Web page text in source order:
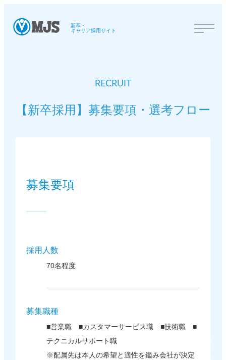
新卒・
キャリア採用サイト
RECRUIT
【新卒採用】募集要項・選考フロー
募集要項
採用人数
70名程度
募集職種
■営業職 ■カスタマーサービス職 ■技術職 ■
テクニカルサポート職
※配属先は本人の希望と適性を鑑み会社が決定